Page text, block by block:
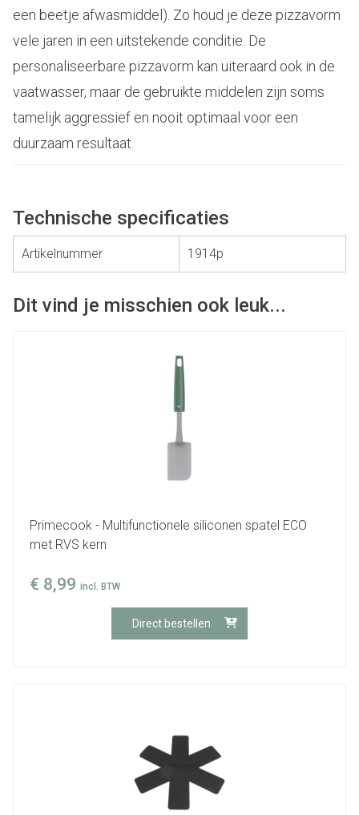
een beetje afwasmiddel). Zo houd je deze pizzavorm
vele jaren in een uitstekende conditie. De
personaliseerbare pizzavorm kan uiteraard ook in de
vaatwasser, maar de gebruikte middelen zijn soms
tamelijk aggressief en nooit optimaal voor een
duurzaam resultaat.
Technische specificaties
Artikelnummer 1914p
Dit vind je misschien ook leuk...
Primecook - Multifunctionele siliconen spatel ECO
met RVS kern
€ 8,99 incl. BTW
Direct bestellen